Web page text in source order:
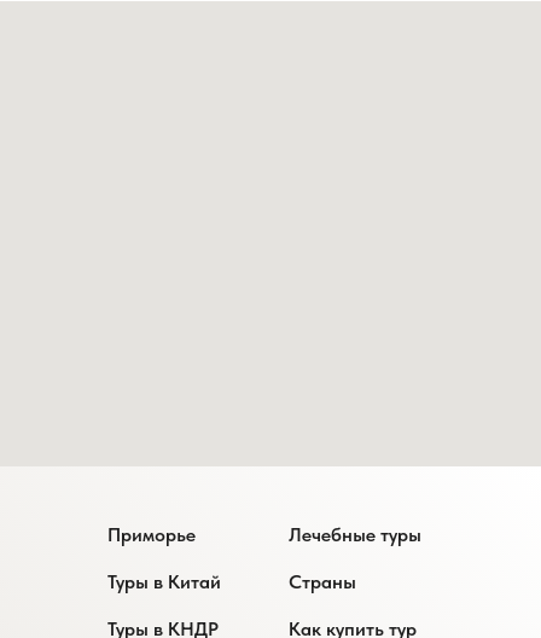
Приморье
Страны
Как купить тур
Туры в Китай
Туры в КНДР
Лечебные туры